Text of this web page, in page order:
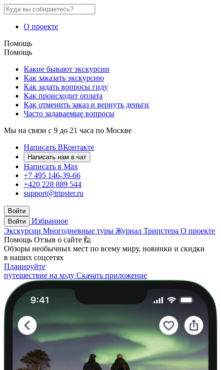
О проекте
Помощь
Помощь
Какие бывают экскурсии
Как заказать экскурсию
Как задать вопросы гиду
Как происходит оплата
Как отменить заказ и вернуть деньги
Часто задаваемые вопросы
Мы на связи с 9 до 21 часа по Москве
Написать ВКонтакте
Написать нам в чат
Написать в Max
+7 495 146-39-66
+420 228 889 544
support@tripster.ru
Войти
Войти
Избранное
Экскурсии Многодневные туры Журнал Трипстера О проекте
Помощь Отзыв о сайте 🙋
Обзоры необычных мест по всему миру, новинки и скидки
в наших соцсетях
Планируйте
путешествие на ходу Скачать приложение